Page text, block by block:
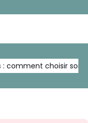
comment choisir son